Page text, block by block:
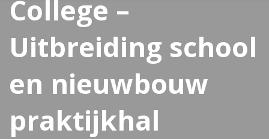
College –
Uitbreiding school
en nieuwbouw
praktijkhal